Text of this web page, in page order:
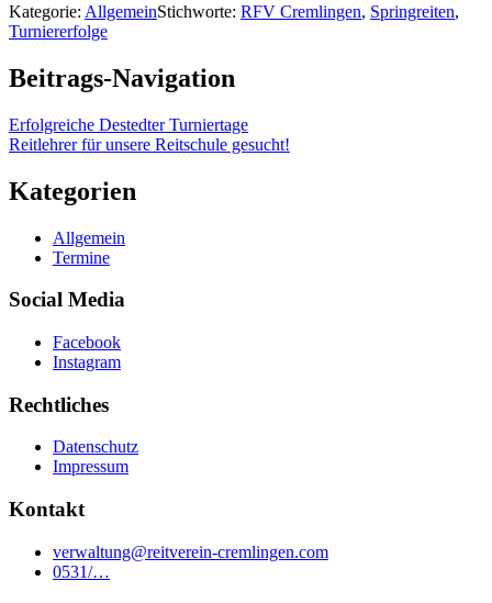
Kategorie: AllgemeinStichworte: RFV Cremlingen, Springreiten,
Turniererfolge
Beitrags-Navigation
Erfolgreiche Destedter Turniertage
Reitlehrer für unsere Reitschule gesucht!
Kategorien
Allgemein
Termine
Social Media
Facebook
Instagram
Rechtliches
Datenschutz
Impressum
Kontakt
verwaltung@reitverein-cremlingen.com
0531/…